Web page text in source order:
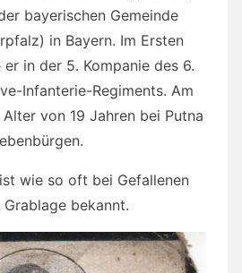
bayerischen Gemeinde
in Bayern. Im Ersten
in der 5. Kompanie des 6.
Infanterie-Regiments. Am
Alter von 19 Jahren bei Putna
wie so oft bei Gefallenen
bekannt.